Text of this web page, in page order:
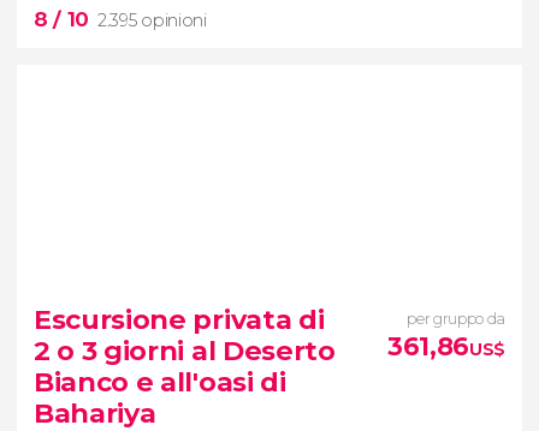
8/ 10 2.395 opinioni
2.395 opinioni
tour di otto giorni in Egitto
Valle dei Re
Escursione privata di
2 o 3 giorni al Deserto
Bianco e all'oasi di
Bahariya
per gruppo da
361,86US$